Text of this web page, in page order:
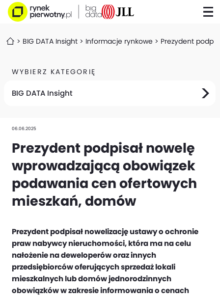
BIG DATA Insight Informacje rynkowe Prezydent
WYBIERZ KATEGORIĘ
BIG DATA Insight
06.06.2025
Prezydent podpisał nowelę
wprowadzającą obowiązek
podawania cen ofertowych
mieszkań, domów
Prezydent podpisał nowelizację ustawy o ochronie
praw nabywcy nieruchomości, która ma na celu
nałożenie na deweloperów oraz innych
przedsiębiorców oferujących sprzedaż lokali
mieszkalnych lub domów jednorodzinnych
obowiązków w zakresie informowania o cenach